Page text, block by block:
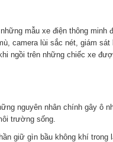
mẫu xe điện thông minh
camera lùi sắc nét, giám
ngồi trên những chiếc xe
nguyên nhân chính gây ô
trường sống.
giữ gìn bầu không khí trong